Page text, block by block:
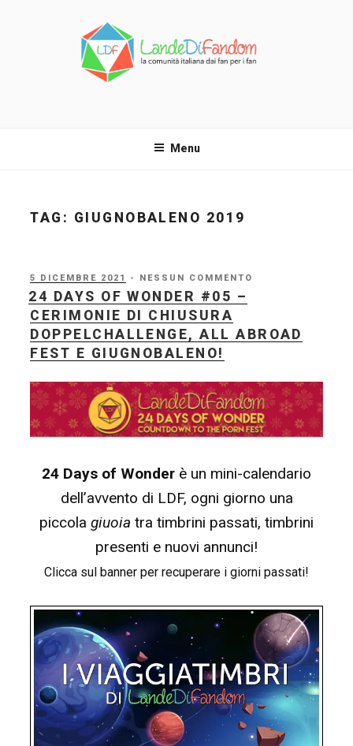
Menu
TAG: GIUGNOBALENO 2019
PUBBLICATO
IL
5 DICEMBRE 2021 - NESSUN COMMENTO
24 DAYS OF WONDER #05 –
CERIMONIE DI CHIUSURA
DOPPELCHALLENGE, ALL ABROAD
FEST E GIUGNOBALENO!
24 Days of Wonder è un mini-calendario
dell’avvento di LDF, ogni giorno una
piccola giuoia tra timbrini passati, timbrini
presenti e nuovi annunci!
Clicca sul banner per recuperare i giorni passati!